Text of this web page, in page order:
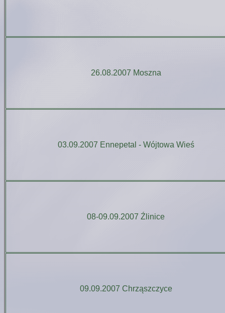
26.08.2007 Moszna
03.09.2007 Ennepetal - Wójtowa Wieś
08-09.09.2007 Źlinice
09.09.2007 Chrząszczyce